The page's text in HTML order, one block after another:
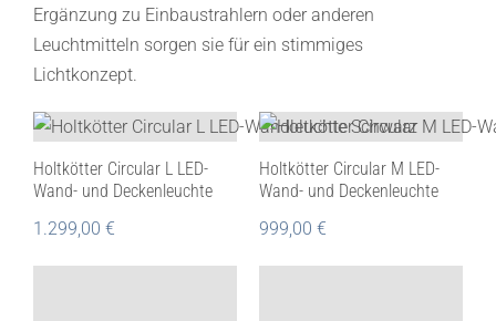
Ergänzung zu Einbaustrahlern oder anderen
Leuchtmitteln sorgen sie für ein stimmiges
Lichtkonzept.
Holtkötter Circular L LED-
Wand- und Deckenleuchte
1.299,00 €
Holtkötter Circular M LED-
Wand- und Deckenleuchte
999,00 €